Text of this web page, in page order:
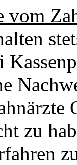
vom
zu